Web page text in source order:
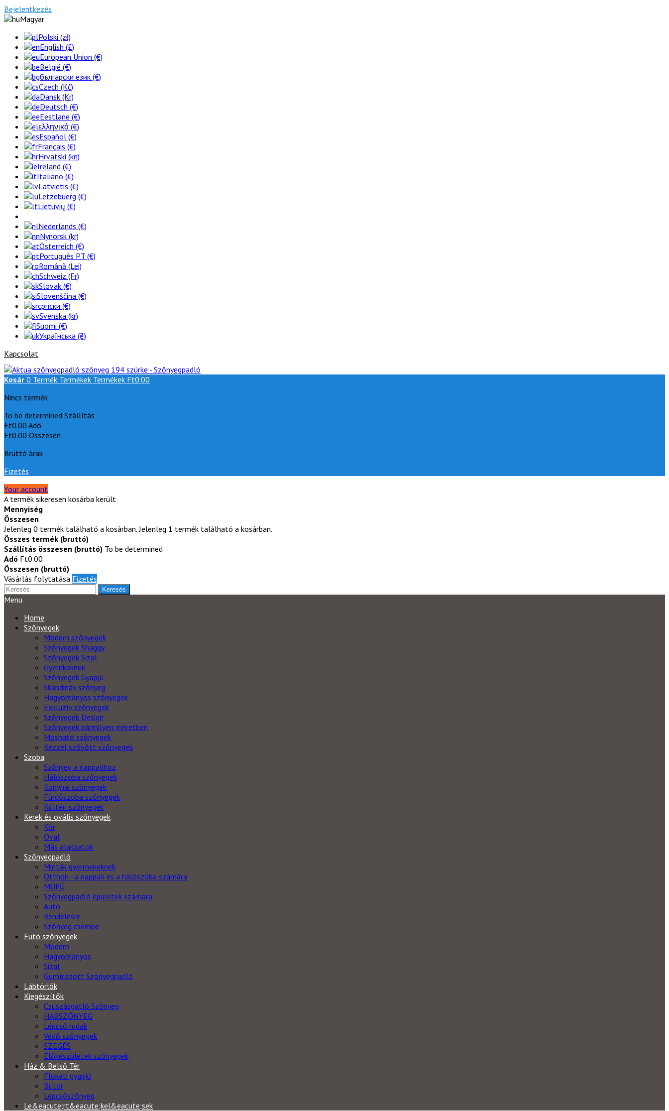
Bejelentkezés
Magyar
Polski (zł)
English (£)
European Union (€)
België (€)
български език (€)
Czech (Kč)
Dansk (Kr)
Deutsch (€)
Eestlane (€)
ελληνικά (€)
Español (€)
Français (€)
Hrvatski (kn)
Ireland (€)
Italiano (€)
Latvietis (€)
Lëtzebuerg (€)
Lietuvių (€)
Nederlands (€)
Nynorsk (kr)
Österreich (€)
Português PT (€)
Română (Lei)
Schweiz (Fr)
Slovak (€)
Slovenščina (€)
српски (€)
Svenska (kr)
Suomi (€)
Українська (₴)
Kapcsolat
Kosár 0 Termék Termékek Termékek Ft0.00
Nincs termék
To be determined Szállítás
Ft0.00 Adó
Ft0.00 Összesen
Bruttó árak
Fizetés
Your account
A termék sikeresen kosárba került
Mennyiség
Összesen
Jelenleg 0 termék található a kosárban.Jelenleg 1 termék található a kosárban.
Összes termék (bruttó)
Szállítás összesen (bruttó) To be determined
Adó Ft0.00
Összesen (bruttó)
Vásárlás folytatása Fizetés
Keresés
Menu
Home
Szőnyegek
Modern szőnyegek
Szőnyegek Shaggy
Szőnyegek Sizal
Gyerekeknek
Szőnyegek Gyapjú
Skandináv szőnyeg
Hagyományos szőnyegek
Exkluzív szőnyegek
Szőnyegek Design
Szőnyegek bármilyen méretben
Mosható szőnyegek
Kézzel szővőtt szőnyegek
Szoba
Szőnyeg a nappalihoz
Hálószoba szőnyegek
Konyhai szőnyegek
Fürdőszoba szőnyegek
Kültéri szőnyegek
Kerek és ovális szőnyegek
Kör
Oval
Más alakzatok
Szőnyegpadló
Minták gyermekeknek
Otthon - a nappali és a hálószoba számára
MŰFŰ
Szőnyegpadló épületek számára
Autó
Rendelésre
Szőnyeg csempe
Futó szőnyegek
Modern
Hagyományos
Sizal
Gumírozott Szőnyegpadló
Lábtörlők
Kiegészítők
Csúszásgátló Szőnyeg
HABSZŐNYEG
Lépcső rudak
Védő szőnyegek
SZEGÉS
Előkészületek szőnyegek
Ház & Belső Tér
Flokati gyapjú
Bútor
Lépcsőszőnyeg
Le&eacute;rt&eacute;kel&eacute;sek